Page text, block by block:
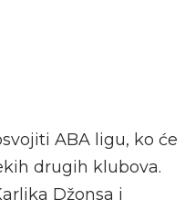
ABA ligu, ko će
drugih klubova.
Džonsa i